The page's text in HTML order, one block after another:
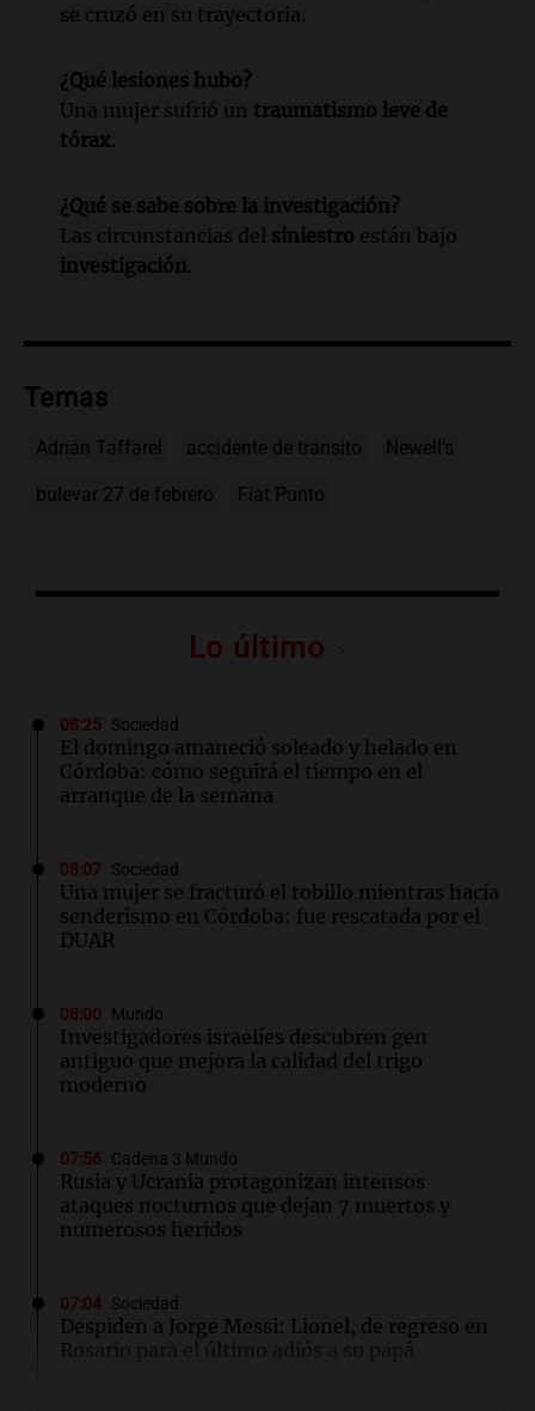
se cruzó en su trayectoria.
¿Qué lesiones hubo?
Una mujer sufrió un traumatismo leve de
tórax.
¿Qué se sabe sobre la investigación?
Las circunstancias del siniestro están bajo
investigación.
Temas
Adrián Taffarel accidente de tránsito Newell's
bulevar 27 de febrero Fiat Punto
Lo último
08:25 Sociedad
El domingo amaneció soleado y helado en
Córdoba: cómo seguirá el tiempo en el
arranque de la semana
08:07 Sociedad
Una mujer se fracturó el tobillo mientras hacía
senderismo en Córdoba: fue rescatada por el
DUAR
08:00 Mundo
Investigadores israelíes descubren gen
antiguo que mejora la calidad del trigo
moderno
07:56 Cadena 3 Mundo
Rusia y Ucrania protagonizan intensos
ataques nocturnos que dejan 7 muertos y
numerosos heridos
07:04 Sociedad
Despiden a Jorge Messi: Lionel, de regreso en
Rosario para el último adiós a su papá